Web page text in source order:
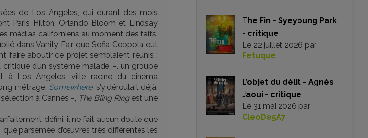
de Los Angeles, qui durant des mois
Paris Hilton, Orlando Bloom et Lindsay
médias californiens au moment des faits.
dans Vanity Fair que Sofia Coppola eut
faire aboutir ce projet semblaient réunis :
d’un système malade –, un groupe
à Los Angeles, ville racine du cinéma
métrage, Somewhere, s’y déroulait déjà.
à Cannes –, The Bling Ringest une
défini, il ne fait aucun doute que
parsemée d’œuvres très différentes les
The Fin - Syeyoung Park
- critique
Le 22 juillet 2026 par
Fetuque
L’objet du délit - Agnès
Jaoui - critique
Le 31 mai 2026 par
CleoDe5A7